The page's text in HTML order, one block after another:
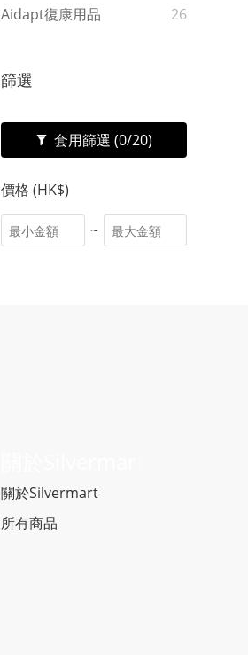
Aidapt復康用品
26
篩選
套用篩選 (0/20)
價格 (HK$)
~
關於Silvermart
所有商品